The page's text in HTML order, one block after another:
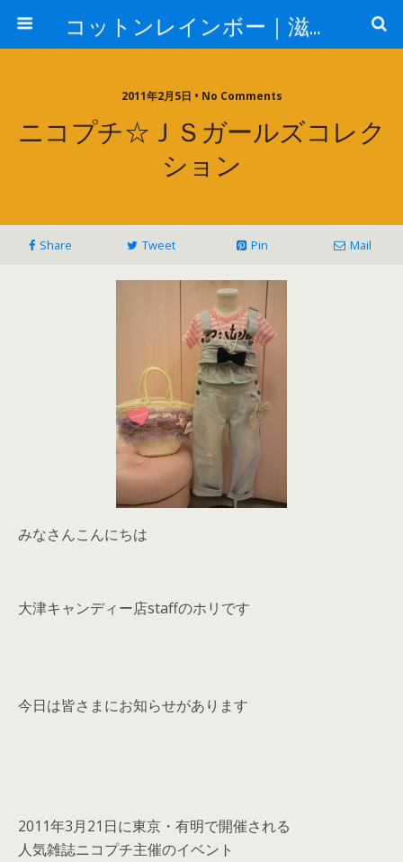
コットンレインボー｜滋賀県のレディースキッズセレクトショップDENIM&DUNGAREE Go To Hollywoodなど
2011年2月5日 • No Comments
ニコプチ☆ＪＳガールズコレク
ション
Share Tweet Pin Mail
みなさんこんにちは
大津キャンディー店staffのホリです
今日は皆さまにお知らせがあります
2011年3月21日に東京・有明で開催される
人気雑誌ニコプチ主催のイベント